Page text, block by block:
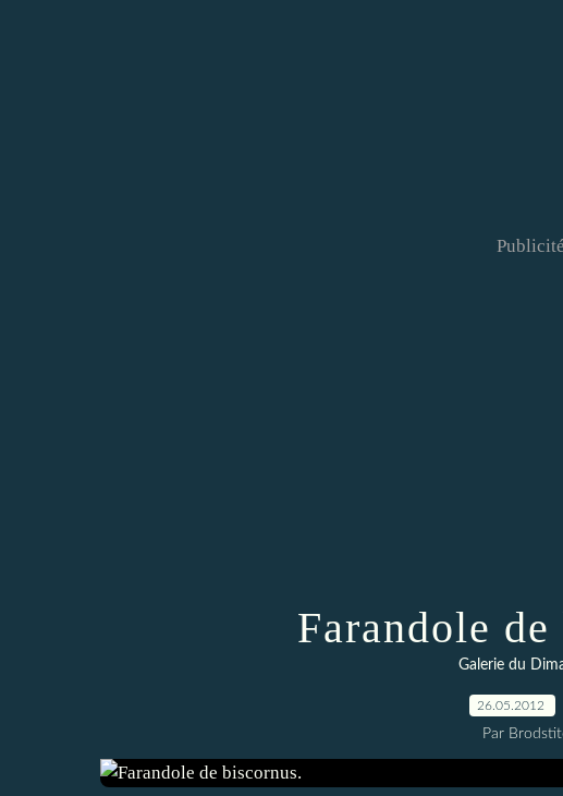
Publicité
Farandole
Galerie du
26.05.2012
Par